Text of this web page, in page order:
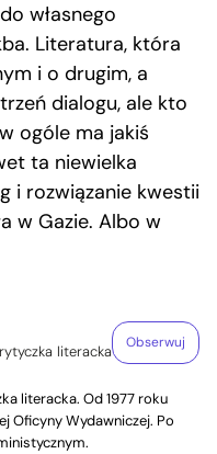
własnego
Literatura, która
i o drugim, a
dialogu, ale kto
ogóle ma jakiś
ta niewielka
i rozwiązanie kwestii
w Gazie. Albo w
literacka
Obserwuj
literacka. Od 1977 roku
Oficyny Wydawniczej. Po